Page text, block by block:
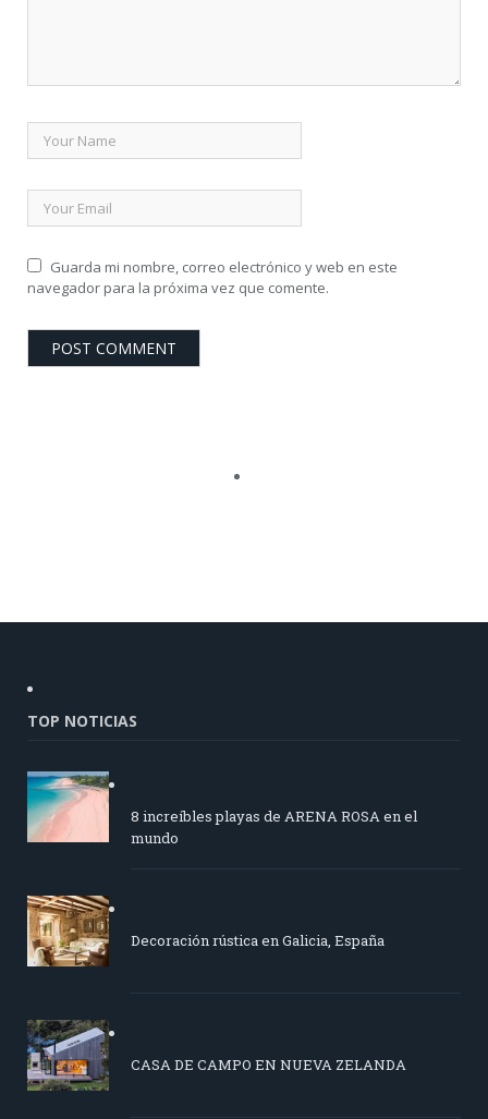
Guarda mi nombre, correo electrónico y web en este
navegador para la próxima vez que comente.
TOP NOTICIAS
8 increíbles playas de ARENA ROSA en el
mundo
Decoración rústica en Galicia, España
CASA DE CAMPO EN NUEVA ZELANDA